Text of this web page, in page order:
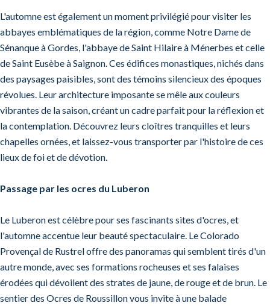
L'automne est également un moment privilégié pour visiter les
abbayes emblématiques de la région, comme Notre Dame de
Sénanque à Gordes, l'abbaye de Saint Hilaire à Ménerbes et celle
de Saint Eusèbe à Saignon. Ces édifices monastiques, nichés dans
des paysages paisibles, sont des témoins silencieux des époques
révolues. Leur architecture imposante se mêle aux couleurs
vibrantes de la saison, créant un cadre parfait pour la réflexion et
la contemplation. Découvrez leurs cloîtres tranquilles et leurs
chapelles ornées, et laissez-vous transporter par l'histoire de ces
lieux de foi et de dévotion.
Passage par les ocres du Luberon
Le Luberon est célèbre pour ses fascinants sites d'ocres, et
l'automne accentue leur beauté spectaculaire. Le Colorado
Provençal de Rustrel offre des panoramas qui semblent tirés d'un
autre monde, avec ses formations rocheuses et ses falaises
érodées qui dévoilent des strates de jaune, de rouge et de brun. Le
sentier des Ocres de Roussillon vous invite à une balade